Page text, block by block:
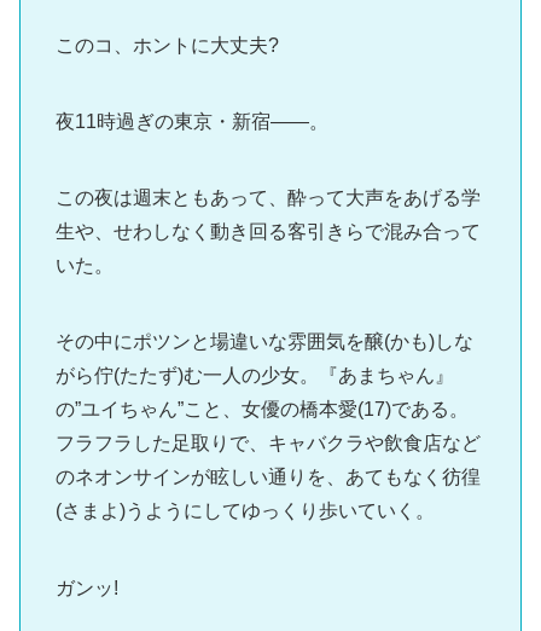
このコ、ホントに大丈夫?
夜11時過ぎの東京・新宿――。
この夜は週末ともあって、酔って大声をあげる学
生や、せわしなく動き回る客引きらで混み合って
いた。
その中にポツンと場違いな雰囲気を醸(かも)しな
がら佇(たたず)む一人の少女。『あまちゃん』
の”ユイちゃん”こと、女優の橋本愛(17)である。
フラフラした足取りで、キャバクラや飲食店など
のネオンサインが眩しい通りを、あてもなく彷徨
(さまよ)うようにしてゆっくり歩いていく。
ガンッ!